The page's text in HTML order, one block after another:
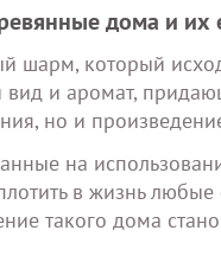
дома и их
который
и аромат,
но и
на
в жизнь
такого дома